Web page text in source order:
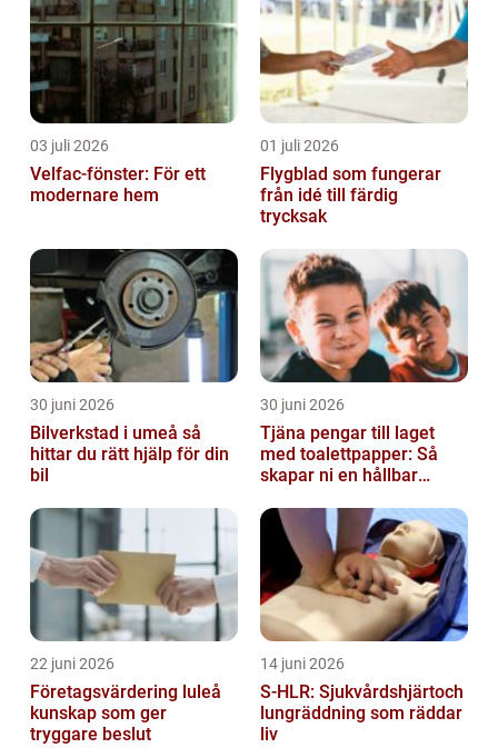
03 juli 2026
Velfac-fönster: För ett
modernare hem
01 juli 2026
Flygblad som fungerar
från idé till färdig
trycksak
30 juni 2026
Bilverkstad i umeå så
hittar du rätt hjälp för din
bil
30 juni 2026
Tjäna pengar till laget
med toalettpapper: Så
skapar ni en hållbar
22 juni 2026
Företagsvärdering luleå
kunskap som ger
tryggare beslut
14 juni 2026
S-HLR: Sjukvårdshjärtoch
lungräddning som räddar
liv